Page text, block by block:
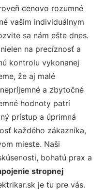
cenovo rozumné
vašim individuálnym
sa nám ešte dnes.
na precíznosť a
kontrolu vykonanej
že aj malé
a zbytočné
hodnoty patrí
prístup a úprimná
každého zákazníka,
mieste. Naši
bohatú prax a
stropnej
je tu pre vás.